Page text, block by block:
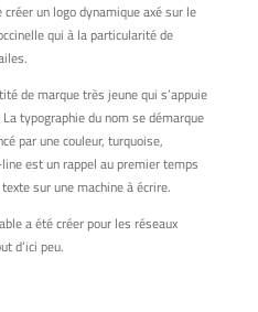
un logo dynamique axé sur le
qui à la particularité de
de marque très jeune qui s’appuie
typographie du nom se démarque
par une couleur, turquoise,
est un rappel au premier temps
sur une machine à écrire.
a été créer pour les réseaux
d’ici peu.